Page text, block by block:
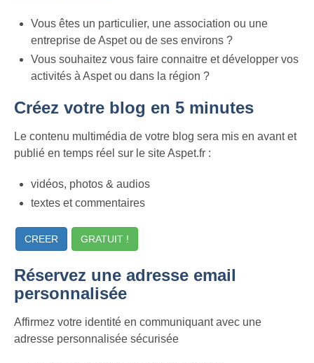
Vous êtes un particulier, une association ou une
entreprise de Aspet ou de ses environs ?
Vous souhaitez vous faire connaitre et développer vos
activités à Aspet ou dans la région ?
Créez votre blog en 5 minutes
Le contenu multimédia de votre blog sera mis en avant et
publié en temps réel sur le site Aspet.fr :
vidéos, photos & audios
textes et commentaires
CREER GRATUIT !
Réservez une adresse email
personnalisée
Affirmez votre identité en communiquant avec une
adresse personnalisée sécurisée